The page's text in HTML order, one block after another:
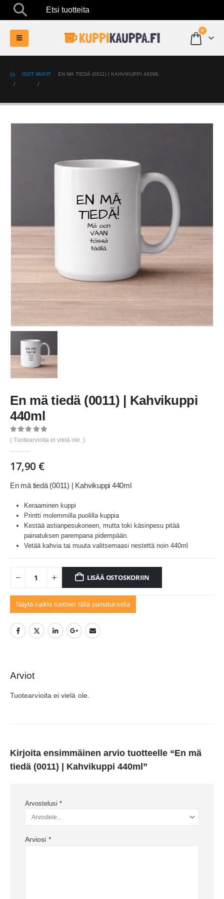
Etsi tuotteita
0
ISOT MUKIT EN MÄ TIEDÄ (0011) | KAHVIKUPPI 440ML
En mä tiedä (0011) | Kahvikuppi
440ml
0out of 5
( Tuotearvioita ei vielä ole. )
17,90 €
En mä tiedä (0011) | Kahvikuppi 440ml
Keraaminen kuppi
Printti molemmilla puolilla kuppia
Kestää astianpesukoneen, mutta toki käsinpesu pitää
painatuksen parempana pidempään.
Vetää kahvia tai muuta valitsemaasi nestettä noin 440ml
LISÄÄ OSTOSKORIIN
Näytä kaikki tuotteet tällä painatuksella
Arviot
Tuotearvioita ei vielä ole.
Kirjoita ensimmäinen arvio tuotteelle “En mä
tiedä (0011) | Kahvikuppi 440ml”
Arvostelusi *
Arviosi *